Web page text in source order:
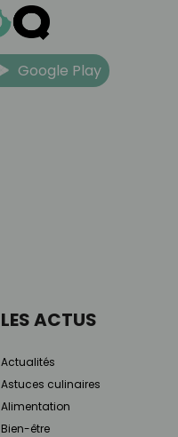
Google Play
LES ACTUS
Actualités
Astuces culinaires
Alimentation
Bien-être